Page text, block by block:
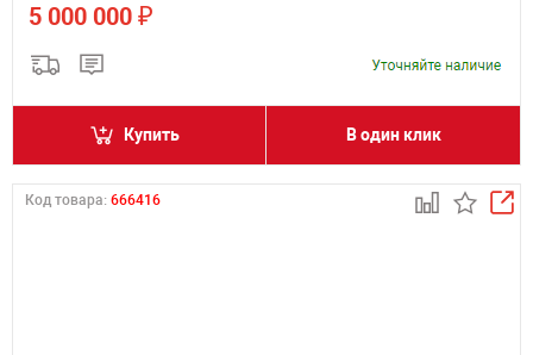
5 000 000 ₽
Купить В один клик
Код товара: 666416